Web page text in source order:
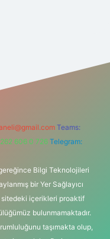
Teams:
606 0 726 Telegram:
Bilgi Teknolojileri
bir Yer Sağlayıcı
içerikleri proaktif
bulunmamaktadır.
taşımakta olup,